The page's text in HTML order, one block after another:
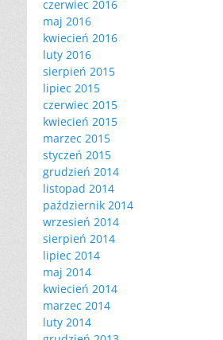
czerwiec 2016
maj 2016
kwiecień 2016
luty 2016
sierpień 2015
lipiec 2015
czerwiec 2015
kwiecień 2015
marzec 2015
styczeń 2015
grudzień 2014
listopad 2014
październik 2014
wrzesień 2014
sierpień 2014
lipiec 2014
maj 2014
kwiecień 2014
marzec 2014
luty 2014